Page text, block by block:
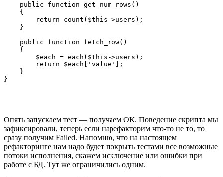
    public function get_num_rows()
    {
        return count($this->users);
    }
    public function fetch_row()
    {
        $each = each($this->users);
        return $each['value'];
    }
Опять запускаем тест — получаем ОК. Поведение скрипта мы
зафиксировали, теперь если нарефакторим что-то не то, то
сразу получим Failed. Напомню, что на настоящем
рефакторинге нам надо будет покрыть тестами все возможные
потоки исполнения, скажем исключение или ошибки при
работе с БД. Тут же ограничились одним.